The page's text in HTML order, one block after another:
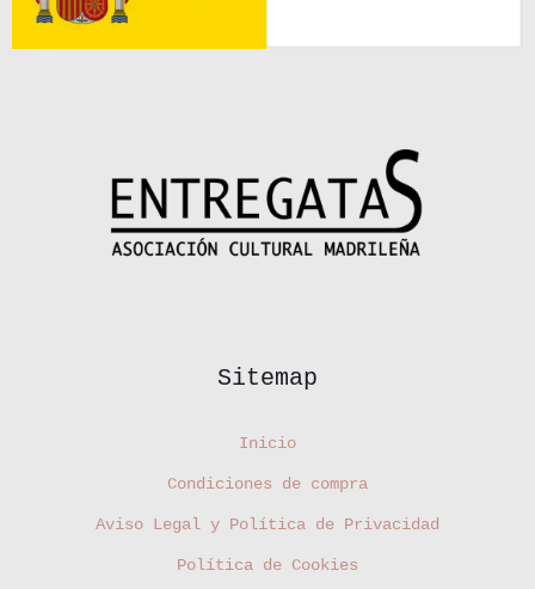
Sitemap
Inicio
Condiciones de compra
Aviso Legal y Política de Privacidad
Política de Cookies